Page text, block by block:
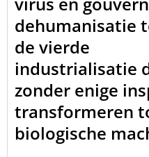
dehumanisatie
de vierde
industrialisatie
zonder enige
transformeren
biologische